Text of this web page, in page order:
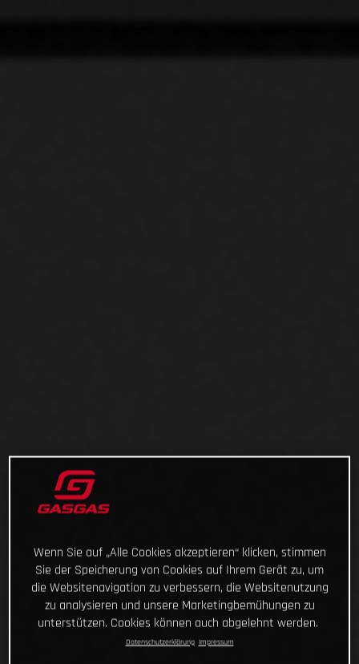
Wenn Sie auf „Alle Cookies akzeptieren“ klicken, stimmen
Sie der Speicherung von Cookies auf Ihrem Gerät zu, um
die Websitenavigation zu verbessern, die Websitenutzung
zu analysieren und unsere Marketingbemühungen zu
unterstützen. Cookies können auch abgelehnt werden.
Datenschutzerklärung Impressum